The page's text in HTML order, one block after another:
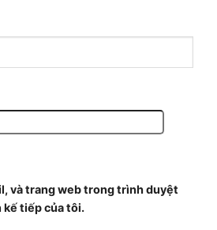
và trang web trong trình duyệt
kế tiếp của tôi.